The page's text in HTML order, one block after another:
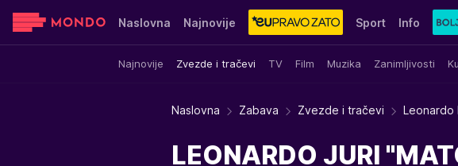
Naslovna Najnovije Sport Info
Najnovije Zvezde i tračevi TV Film Muzika Zanimljivosti
Sensa Stvar ukusa Yumama
Naslovna Zabava Zvezde i tračevi Leonardo
LEONARDO JURI